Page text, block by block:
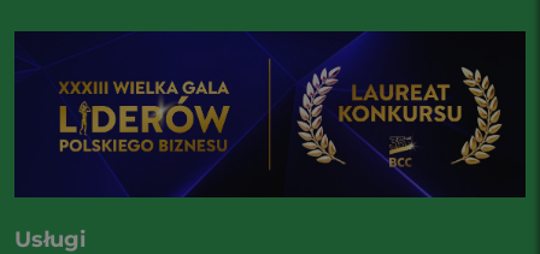
Usługi